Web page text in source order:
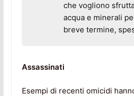
che vogliono
acqua e minerali
breve termine,
Assassinati
Esempi di recenti omicidi